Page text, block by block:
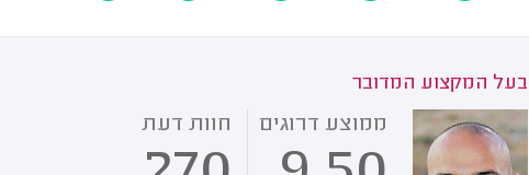
בעל המקצוע המדובר
ממוצע דרוגים חוות דעת